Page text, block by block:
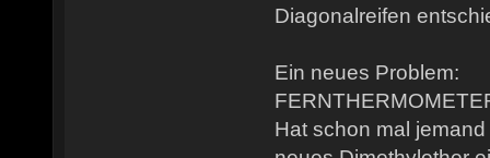
Diagonalreifen
Ein neues Problem:
Hat schon mal